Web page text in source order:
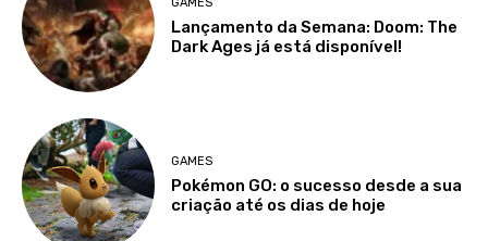
Lançamento da Semana: Doom: The
Dark Ages já está disponível!
GAMES
Pokémon GO: o sucesso desde a sua
criação até os dias de hoje